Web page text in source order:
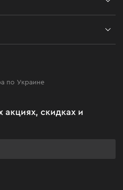
по Украине
акциях, скидках и